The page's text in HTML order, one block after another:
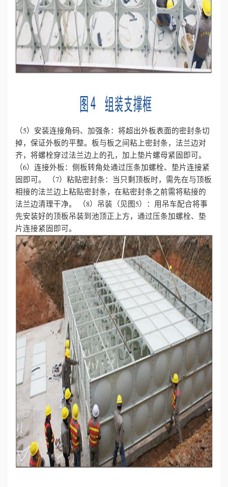
（5）安装连接角码、加强条：将超出外板表面的密封条切
掉，保证外板的平整。板与板之间粘上密封条，法兰边对
齐，将螺栓穿过法兰边上的孔，加上垫片螺母紧固即可。
（6）连接外板：侧板转角处通过压条加螺栓、垫片连接紧
固即可。
（7）粘贴密封条：当只剩顶板时，需先在与顶板
相接的法兰边上粘贴密封条，在粘密封条之前需将粘接的
法兰边清理干净。
（8）吊装（见图5）：用吊车配合将事
先安装好的顶板吊装到池顶正上方，通过压条加螺栓、垫
片连接紧固即可。